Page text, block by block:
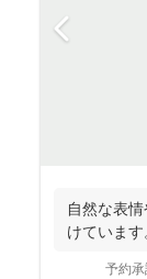
自然な表
けています
予約承